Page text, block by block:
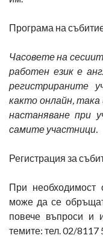
Програма на
Часовете на
работен език е
регистрираните
както онлайн,
настаняване при
самите участници.
Регистрация за
При необходимост
може да се
повече въпроси и
темите: тел. 02/8117